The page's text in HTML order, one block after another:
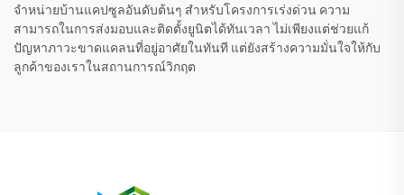
จำหน่ายบ้านแคปซูลอันดับต้นๆ สำหรับโครงการเร่งด่วน ความ
สามารถในการส่งมอบและติดตั้งยูนิตได้ทันเวลา ไม่เพียงแต่ช่วยแก้
ปัญหาภาวะขาดแคลนที่อยู่อาศัยในทันที แต่ยังสร้างความมั่นใจให้กับ
ลูกค้าของเราในสถานการณ์วิกฤต